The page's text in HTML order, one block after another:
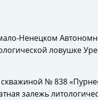
Ненецком
ловушке
№ 838
залежь